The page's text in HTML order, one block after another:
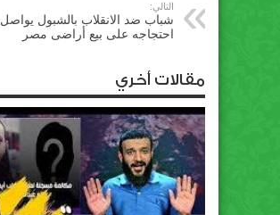
التالي:
شباب ضد الانقلاب بالشبول يواصل
احتجاجه على بيع أراضى مصر
مقالات أخري